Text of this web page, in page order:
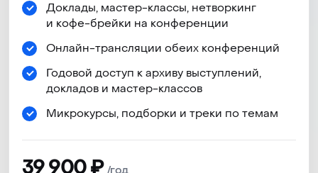
Доклады, мастер-классы, нетворкинг
и кофе-брейки на конференции
Онлайн-трансляции обеих конференций
Годовой доступ к архиву выступлений,
докладов и мастер-классов
Микрокурсы, подборки и треки по темам
Лично
Полное участие
в конференции: программа,
общение, питание
и вечеринка